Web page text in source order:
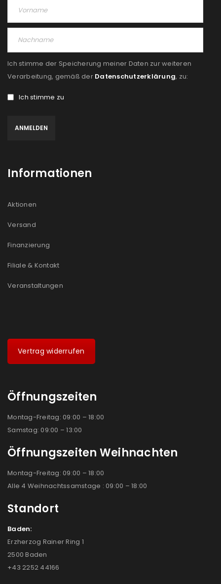
Ich stimme der Speicherung meiner Daten zur weiteren
Verarbeitung, gemäß der Datenschutzerklärung, zu:
Ich stimme zu
Informationen
Aktionen
Versand
Finanzierung
Filiale & Kontakt
Veranstaltungen
Vertrag widerrufen
Öffnungszeiten
Montag-Freitag: 09:00 – 18:00
Samstag: 09:00 – 13:00
Öffnungszeiten Weihnachten
Montag-Freitag: 09:00 – 18:00
Alle 4 Weihnachtssamstage : 09:00 – 18:00
Standort
Baden:
Erzherzog Rainer Ring 1
2500 Baden
+43 2252 44166